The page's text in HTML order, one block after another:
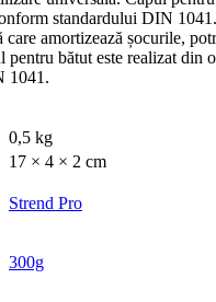
standardului DIN
care amortizează șocurile,
pentru bătut este realizat din
1041.
0,5 kg
17 × 4 × 2 cm
Strend Pro
300g